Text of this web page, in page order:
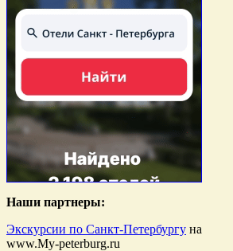
Наши партнеры:
Экскурсии по Санкт-Петербургу на
www.My-peterburg.ru